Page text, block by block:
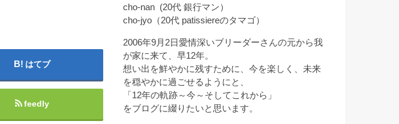
はてブ
feedly
cho-nan (20代 銀行マン）
cho-jyo（20代 patissiereのタマゴ）
2006年9月2日愛情深いブリーダーさんの元から我
が家に来て、早12年。
想い出を鮮やかに残すために、今を楽しく、未来
を穏やかに過ごせるようにと、
「12年の軌跡～今～そしてこれから」
をブログに綴りたいと思います。